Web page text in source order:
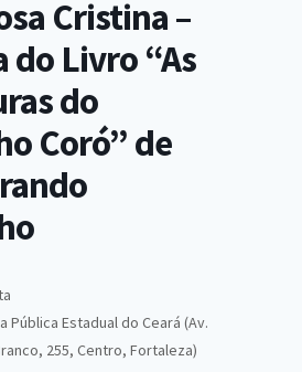
Cristina –
do Livro “As
do
Coró” de
Pública Estadual do Ceará (Av.
255, Centro, Fortaleza)